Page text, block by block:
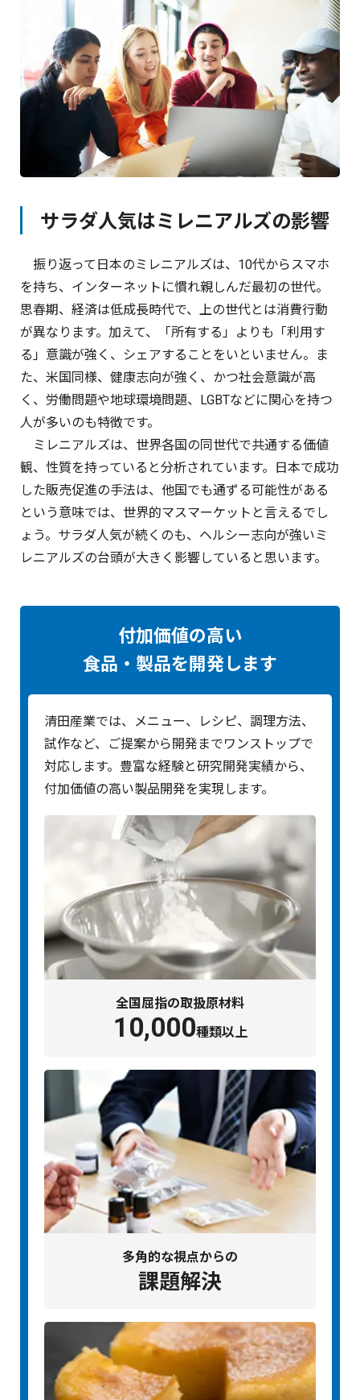
サラダ人気はミレニアルズの影響
振り返って日本のミレニアルズは、10代からスマホ
を持ち、インターネットに慣れ親しんだ最初の世代。
思春期、経済は低成長時代で、上の世代とは消費行動
が異なります。加えて、「所有する」よりも「利用す
る」意識が強く、シェアすることをいといません。ま
た、米国同様、健康志向が強く、かつ社会意識が高
く、労働問題や地球環境問題、LGBTなどに関心を持つ
人が多いのも特徴です。
ミレニアルズは、世界各国の同世代で共通する価値
観、性質を持っていると分析されています。日本で成功
した販売促進の手法は、他国でも通ずる可能性がある
という意味では、世界的マスマーケットと言えるでし
ょう。サラダ人気が続くのも、ヘルシー志向が強いミ
レニアルズの台頭が大きく影響していると思います。
付加価値の高い
食品・製品を開発します
清田産業では、メニュー、レシピ、調理方法、
試作など、ご提案から開発までワンストップで
対応します。豊富な経験と研究開発実績から、
付加価値の高い製品開発を実現します。
全国屈指の取扱原材料
10,000種類以上
多角的な視点からの
課題解決